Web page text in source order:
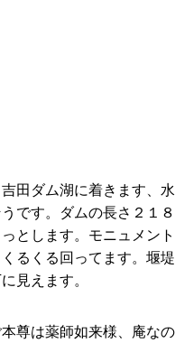
田ダム湖に着きます、水
です。ダムの長さ２１８
とします。モニュメント
るくる回ってます。堰堤
見えます。
尊は薬師如来様、庵なの